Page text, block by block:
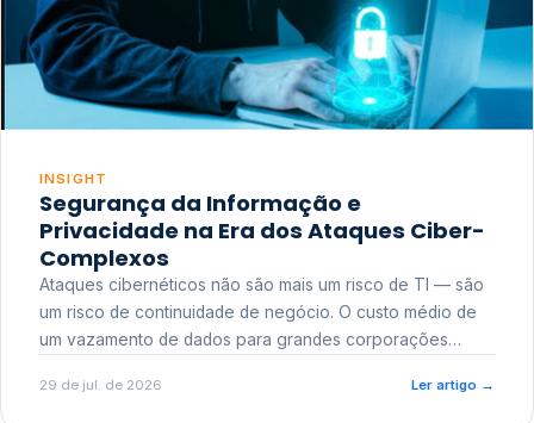
INSIGHT
Segurança da Informação e
Privacidade na Era dos Ataques Ciber-
Complexos
Ataques cibernéticos não são mais um risco de TI — são
um risco de continuidade de negócio. O custo médio de
um vazamento de dados para grandes corporações
reputacional e o risco regulatório junto a órgãos como a
29 de jul. de 2026 Ler artigo →